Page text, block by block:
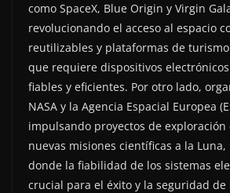
como SpaceX, Blue Origin y Virgin
revolucionando el acceso al espacio
reutilizables y plataformas de
que requiere dispositivos electrónicos
fiables y eficientes. Por otro lado,
NASA y la Agencia Espacial Europea
impulsando proyectos de exploración
nuevas misiones científicas a la
donde la fiabilidad de los sistemas
crucial para el éxito y la seguridad de